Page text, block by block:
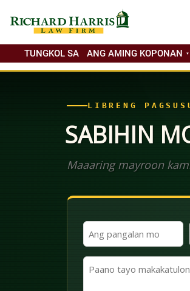
TUNGKOL SA ANG AMING KOPONAN
LIBRENG
SABIHIN
Maaaring mayroon
Ang
Iyong
Pangalan
(Kinakailangan)
Paano